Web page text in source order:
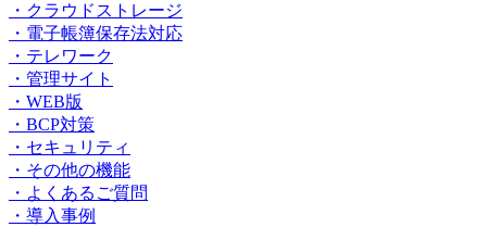
・クラウドストレージ
・電子帳簿保存法対応
・テレワーク
・管理サイト
・WEB版
・BCP対策
・セキュリティ
・その他の機能
・よくあるご質問
・導入事例